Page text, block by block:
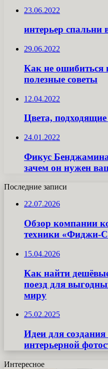
23.06.2022
интерьер спальни
29.06.2022
Как не
полезные советы
12.04.2022
Цвета,
24.01.2022
Фикус
зачем он нужен
Последние записи
22.07.2026
Обзор компании
техники «Фиджи-
15.04.2026
Как найти
поезд для
миру
25.02.2025
Идеи для
интерьерной
Интересное